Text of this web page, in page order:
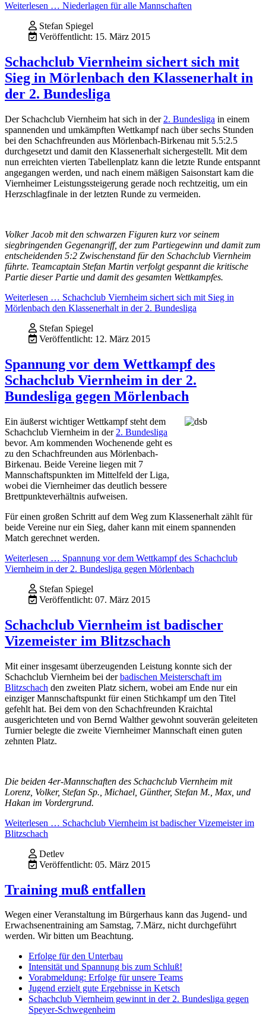
Weiterlesen … Niederlagen für alle Mannschaften
Stefan Spiegel
Veröffentlicht: 15. März 2015
Schachclub Viernheim sichert sich mit
Sieg in Mörlenbach den Klassenerhalt in
der 2. Bundesliga
Der Schachclub Viernheim hat sich in der 2. Bundesliga in einem
spannenden und umkämpften Wettkampf nach über sechs Stunden
bei den Schachfreunden aus Mörlenbach-Birkenau mit 5.5:2.5
durchgesetzt und damit den Klassenerhalt sichergestellt. Mit dem
nun erreichten vierten Tabellenplatz kann die letzte Runde entspannt
angegangen werden, und nach einem mäßigen Saisonstart kam die
Viernheimer Leistungssteigerung gerade noch rechtzeitig, um ein
Herzschlagfinale in der letzten Runde zu vermeiden.
Volker Jacob mit den schwarzen Figuren kurz vor seinem
siegbringenden Gegenangriff, der zum Partiegewinn und damit zum
entscheidenden 5:2 Zwischenstand für den Schachclub Viernheim
führte. Teamcaptain Stefan Martin verfolgt gespannt die kritische
Partie dieser Partie und damit des gesamten Wettkampfes.
Weiterlesen … Schachclub Viernheim sichert sich mit Sieg in
Mörlenbach den Klassenerhalt in der 2. Bundesliga
Stefan Spiegel
Veröffentlicht: 12. März 2015
Spannung vor dem Wettkampf des
Schachclub Viernheim in der 2.
Bundesliga gegen Mörlenbach
Ein äußerst wichtiger Wettkampf steht dem
Schachclub Viernheim in der 2. Bundesliga
bevor. Am kommenden Wochenende geht es
zu den Schachfreunden aus Mörlenbach-
Birkenau. Beide Vereine liegen mit 7
Mannschaftspunkten im Mittelfeld der Liga,
wobei die Viernheimer das deutlich bessere
Brettpunkteverhältnis aufweisen.
Für einen großen Schritt auf dem Weg zum Klassenerhalt zählt für
beide Vereine nur ein Sieg, daher kann mit einem spannenden
Match gerechnet werden.
Weiterlesen … Spannung vor dem Wettkampf des Schachclub
Viernheim in der 2. Bundesliga gegen Mörlenbach
Stefan Spiegel
Veröffentlicht: 07. März 2015
Schachclub Viernheim ist badischer
Vizemeister im Blitzschach
Mit einer insgesamt überzeugenden Leistung konnte sich der
Schachclub Viernheim bei derbadischen Meisterschaft im
Blitzschach den zweiten Platz sichern, wobei am Ende nur ein
einziger Mannschaftspunkt für einen Stichkampf um den Titel
gefehlt hat. Bei dem von den Schachfreunden Kraichtal
ausgerichteten und von Bernd Walther gewohnt souverän geleiteten
Turnier belegte die zweite Viernheimer Mannschaft einen guten
zehnten Platz.
Die beiden 4er-Mannschaften des Schachclub Viernheim mit
Lorenz, Volker, Stefan Sp., Michael, Günther, Stefan M., Max, und
Hakan im Vordergrund.
Weiterlesen … Schachclub Viernheim ist badischer Vizemeister im
Blitzschach
Detlev
Veröffentlicht: 05. März 2015
Training muß entfallen
Wegen einer Veranstaltung im Bürgerhaus kann das Jugend- und
Erwachsenentraining am Samstag, 7.März, nicht durchgeführt
werden. Wir bitten um Beachtung.
Erfolge für den Unterbau
Intensität und Spannung bis zum Schluß!
Vorabmeldung: Erfolge für unsere Teams
Jugend erzielt gute Ergebnisse in Ketsch
Schachclub Viernheim gewinnt in der 2. Bundesliga gegen
Speyer-Schwegenheim